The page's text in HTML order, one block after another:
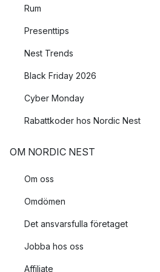
en mysig belysning, lägg den i en
placera den mitt på bordet och låt
Rum
Presenttips
Nest Trends
Black Friday 2026
Cyber Monday
Rabattkoder hos Nordic Nest
OM NORDIC NEST
Om oss
Omdömen
Det ansvarsfulla företaget
Jobba hos oss
Affiliate